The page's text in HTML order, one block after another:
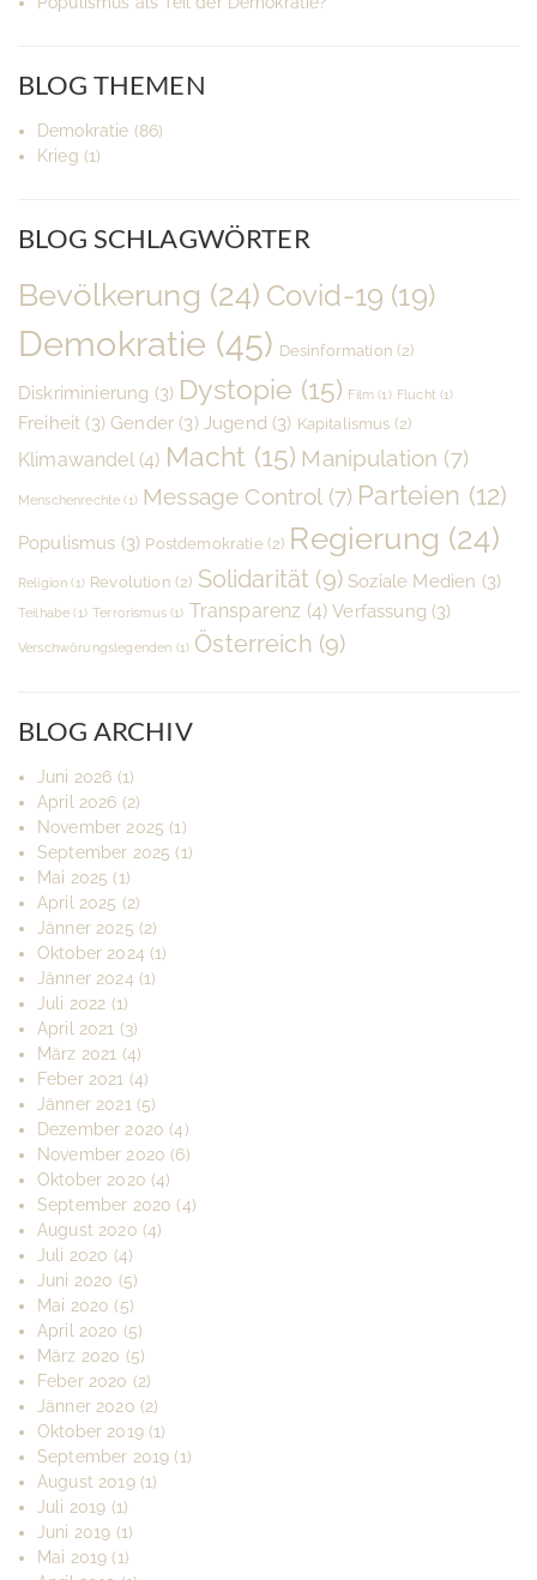
BLOG THEMEN
Demokratie (86)
Krieg (1)
BLOG SCHLAGWÖRTER
Bevölkerung (24) Covid-19 (19)
Demokratie (45) Desinformation (2)
Diskriminierung (3) Dystopie (15) Film (1) Flucht (1)
Freiheit (3) Gender (3) Jugend (3) Kapitalismus (2)
Klimawandel(4) Macht (15) Manipulation (7)
Menschenrechte (1) Message Control (7) Parteien (12)
Populismus (3) Postdemokratie (2) Regierung (24)
Religion (1) Revolution (2) Solidarität (9) Soziale Medien (3)
Teilhabe (1) Terrorismus(1) Transparenz (4) Verfassung (3)
Verschwörungslegenden (1) Österreich (9)
BLOG ARCHIV
Juni 2026 (1)
April 2026 (2)
November 2025 (1)
September 2025 (1)
Mai 2025 (1)
April 2025 (2)
Jänner 2025 (2)
Oktober 2024 (1)
Jänner 2024 (1)
Juli 2022 (1)
April 2021 (3)
März 2021 (4)
Feber 2021 (4)
Jänner 2021 (5)
Dezember 2020 (4)
November 2020 (6)
Oktober 2020 (4)
September 2020 (4)
August 2020 (4)
Juli 2020 (4)
Juni 2020 (5)
Mai 2020 (5)
April 2020 (5)
März 2020 (5)
Feber 2020 (2)
Jänner 2020 (2)
Oktober 2019(1)
September 2019 (1)
August 2019(1)
Juli 2019 (1)
Juni 2019 (1)
Mai 2019 (1)